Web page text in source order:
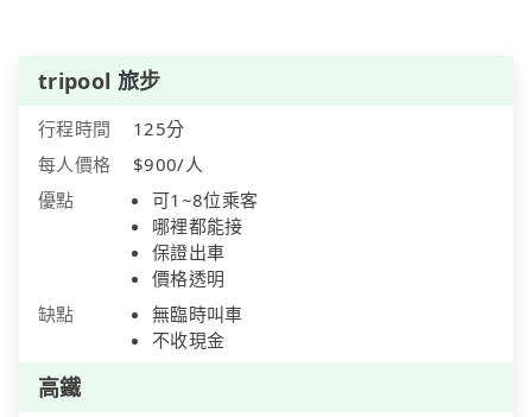
tripool 旅步
行程時間
125分
每人價格
$900/人
優點
可1~8位乘客
哪裡都能接
保證出車
價格透明
缺點
無臨時叫車
不收現金
高鐵